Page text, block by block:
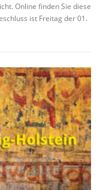
Online finden Sie diese
ist Freitag der 01.